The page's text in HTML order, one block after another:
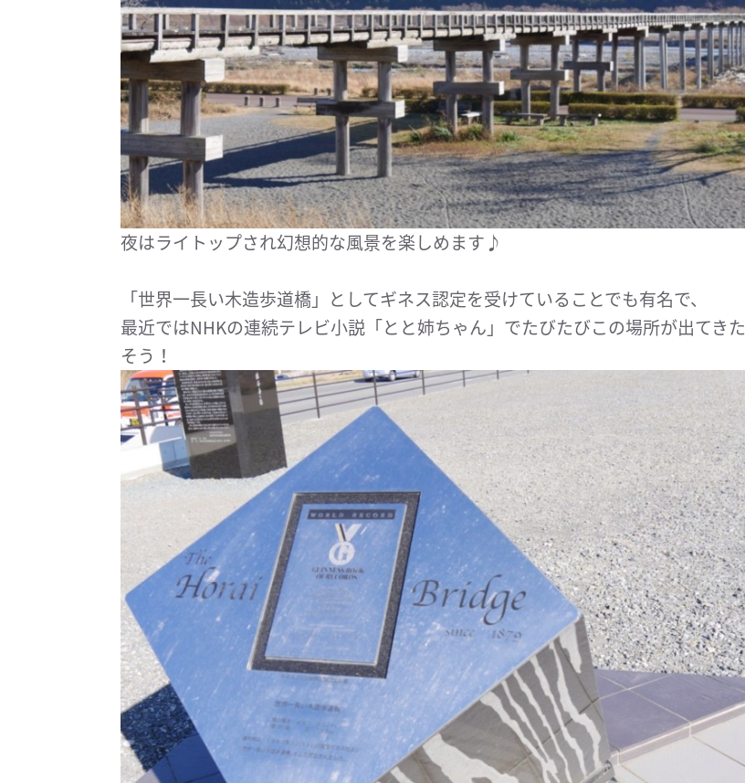
夜はライトップされ幻想的な風景を楽しめます♪
「世界一長い木造歩道橋」としてギネス認定を受けていることでも有名で、
最近ではNHKの連続テレビ小説「とと姉ちゃん」でたびたびこの場所が出てきた
そう！